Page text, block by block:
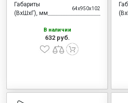
Габариты
(ВхШхГ), мм
64x950x102
В наличии
632 руб.